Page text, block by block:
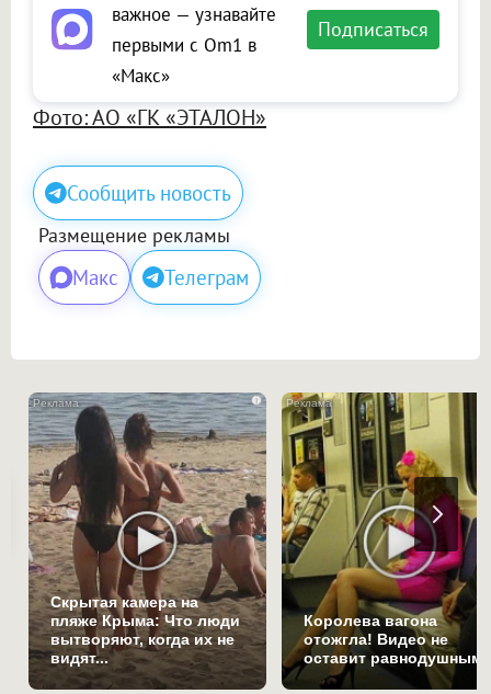
важное — узнавайте
первыми с Om1 в
«Макс»
Подписаться
Фото: АО «ГК «ЭТАЛОН»
Сообщить новость
Размещение рекламы
Макс Телеграм
i
Скрытая камера на
пляже Крыма: Что люди
вытворяют, когда их не
видят...
Королева вагона
отожгла! Видео не
оставит равнодушным